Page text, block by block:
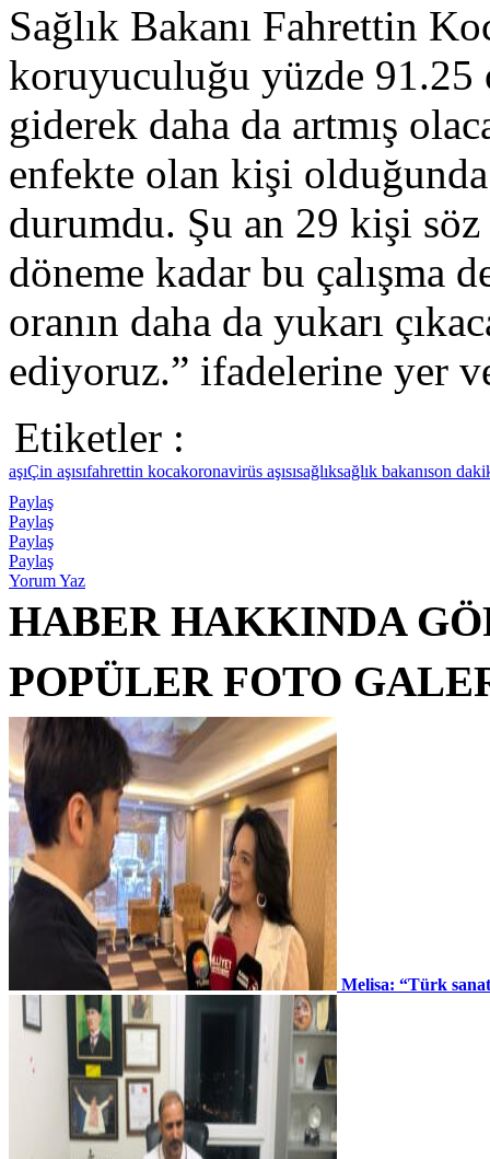
Sağlık Bakanı Fahrettin
koruyuculuğu yüzde 91.25
giderek daha da artmış
enfekte olan kişi
durumdu. Şu an 29 kişi
döneme kadar bu çalışma
oranın daha da yukarı
ediyoruz.” ifadelerine yer
Etiketler :
aşıÇin aşısıfahrettin kocakoronavirüs aşısısağlıksağlık bakanıson
Paylaş
Paylaş
Paylaş
Paylaş
Yorum Yaz
HABER HAKKINDA
POPÜLER FOTO
Melisa: “Türk